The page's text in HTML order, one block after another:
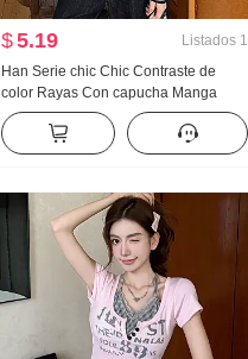
$5.19 Listados 1
Han Serie chic Chic Contraste de
color Rayas Con capucha Manga
Larga Camiseta Mujer Chica atrevida
Ajustado Versátil Estilo Top 2026
Otoño